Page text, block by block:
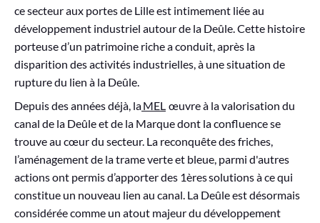
ce secteur aux portes de Lille est intimement liée au
développement industriel autour de la Deûle. Cette histoire
porteuse d’un patrimoine riche a conduit, après la
disparition des activités industrielles, à une situation de
rupture du lien à la Deûle.
Depuis des années déjà, laMEL œuvre à la valorisation du
canal de la Deûle et de la Marque dont la confluence se
trouve au cœur du secteur. La reconquête des friches,
l’aménagement de la trame verte et bleue, parmi d'autres
actions ont permis d’apporter des 1ères solutions à ce qui
constitue un nouveau lien au canal. La Deûle est désormais
considérée comme un atout majeur du développement